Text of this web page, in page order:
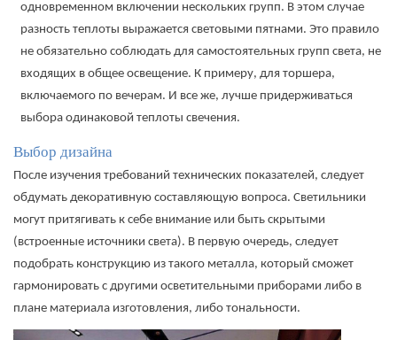
одновременном включении нескольких групп. В этом случае
разность теплоты выражается световыми пятнами. Это правило
не обязательно соблюдать для самостоятельных групп света, не
входящих в общее освещение. К примеру, для торшера,
включаемого по вечерам. И все же, лучше придерживаться
выбора одинаковой теплоты свечения.
Выбор дизайна
После изучения требований технических показателей, следует
обдумать декоративную составляющую вопроса. Светильники
могут притягивать к себе внимание или быть скрытыми
(встроенные источники света). В первую очередь, следует
подобрать конструкцию из такого металла, который сможет
гармонировать с другими осветительными приборами либо в
плане материала изготовления, либо тональности.